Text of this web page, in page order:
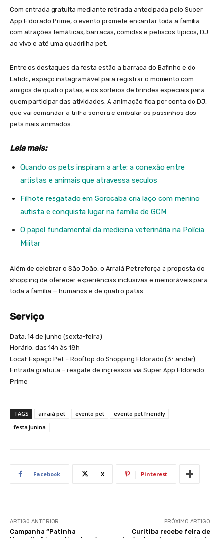
Com entrada gratuita mediante retirada antecipada pelo Super
App Eldorado Prime, o evento promete encantar toda a família
com atrações temáticas, barracas, comidas e petiscos típicos, DJ
ao vivo e até uma quadrilha pet.
Entre os destaques da festa estão a barraca do Bafinho e do
Latido, espaço instagramável para registrar o momento com
amigos de quatro patas, e os sorteios de brindes especiais para
quem participar das atividades. A animação fica por conta do DJ,
que vai comandar a trilha sonora e embalar os passinhos dos
pets mais animados.
Leia mais:
Quando os pets inspiram a arte: a conexão entre
artistas e animais que atravessa séculos
Filhote resgatado em Sorocaba cria laço com menino
autista e conquista lugar na família de GCM
O papel fundamental da medicina veterinária na Polícia
Militar
Além de celebrar o São João, o Arraiá Pet reforça a proposta do
shopping de oferecer experiências inclusivas e memoráveis para
toda a família — humanos e de quatro patas.
Serviço
Data: 14 de junho (sexta-feira)
Horário: das 14h às 18h
Local: Espaço Pet – Rooftop do Shopping Eldorado (3º andar)
Entrada gratuita – resgate de ingressos via Super App Eldorado
Prime
TAGS arraiá pet evento pet
evento pet friendly
festa junina
Facebook X Pinterest
ARTIGO ANTERIOR
Campanha “Patinha
PRÓXIMO ARTIGO
Curitiba recebe feira de